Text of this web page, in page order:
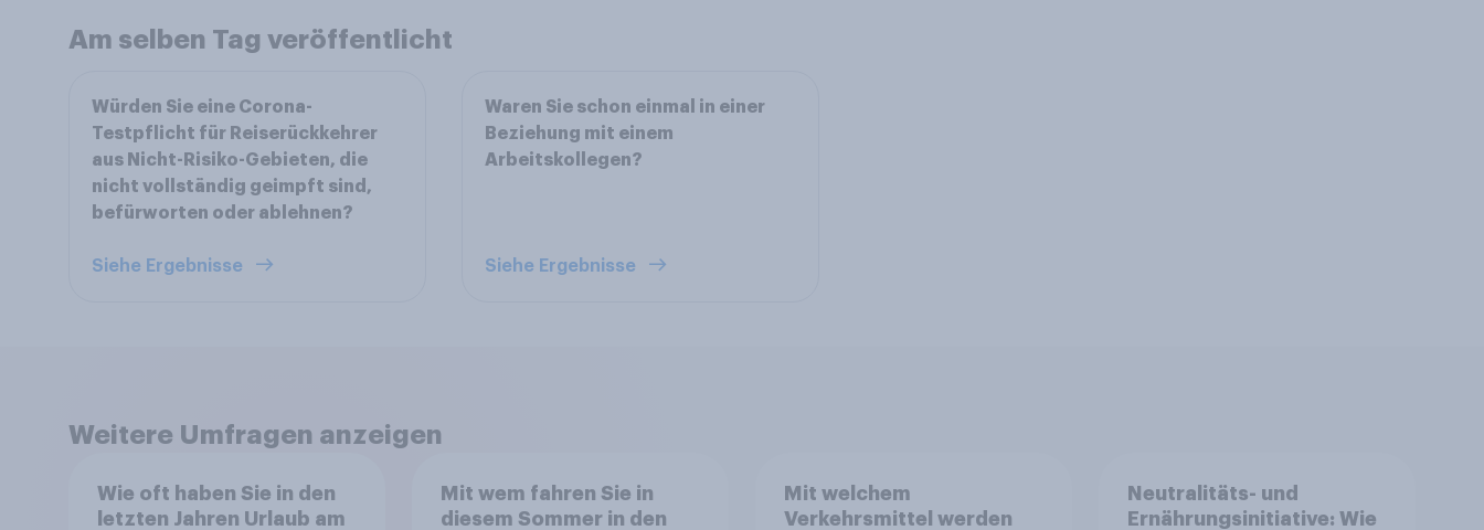
Am selben Tag veröffentlicht
Würden Sie eine Corona-
Testpflicht für Reiserückkehrer
aus Nicht-Risiko-Gebieten, die
nicht vollständig geimpft sind,
befürworten oder ablehnen?
Siehe Ergebnisse
Waren Sie schon einmal in einer
Beziehung mit einem
Arbeitskollegen?
Siehe Ergebnisse
Weitere Umfragen anzeigen
Wie oft haben Sie in den
letzten Jahren Urlaub am
Mit wem fahren Sie in
diesem Sommer in den
Mit welchem
Verkehrsmittel werden
Neutralitäts- und
Ernährungsinitiative: Wie